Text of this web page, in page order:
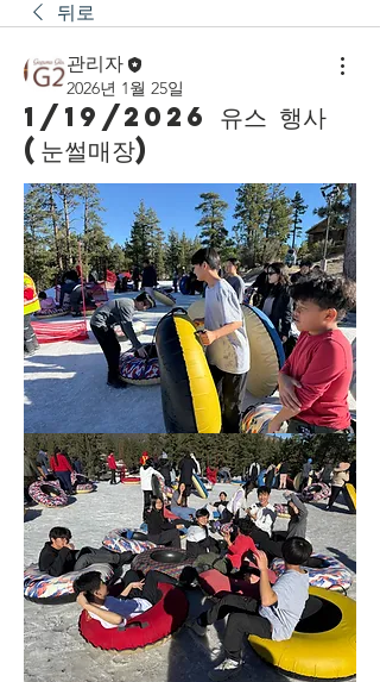
뒤로
관리자
2026년 1월 25일
1/19/2026 유스 행사
(눈썰매장)